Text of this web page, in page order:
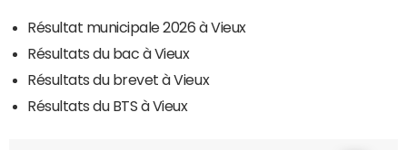
Résultat municipale 2026 à Vieux
Résultats du bac à Vieux
Résultats du brevet à Vieux
Résultats du BTS à Vieux